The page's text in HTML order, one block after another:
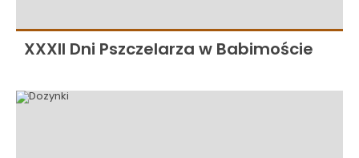
XXXII Dni Pszczelarza w Babimoście